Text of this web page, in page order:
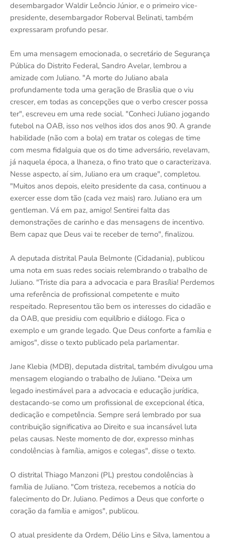
desembargador Waldir Leôncio Júnior, e o primeiro vice-
presidente, desembargador Roberval Belinati, também
expressaram profundo pesar.
Em uma mensagem emocionada, o secretário de Segurança
Pública do Distrito Federal, Sandro Avelar, lembrou a
amizade com Juliano. "A morte do Juliano abala
profundamente toda uma geração de Brasília que o viu
crescer, em todas as concepções que o verbo crescer possa
ter", escreveu em uma rede social. "Conheci Juliano jogando
futebol na OAB, isso nos velhos idos dos anos 90. A grande
habilidade (não com a bola) em tratar os colegas de time
com mesma fidalguia que os do time adversário, revelavam,
já naquela época, a lhaneza, o fino trato que o caracterizava.
Nesse aspecto, aí sim, Juliano era um craque", completou.
"Muitos anos depois, eleito presidente da casa, continuou a
exercer esse dom tão (cada vez mais) raro. Juliano era um
gentleman. Vá em paz, amigo! Sentirei falta das
demonstrações de carinho e das mensagens de incentivo.
Bem capaz que Deus vai te receber de terno", finalizou.
A deputada distrital Paula Belmonte (Cidadania), publicou
uma nota em suas redes sociais relembrando o trabalho de
Juliano. "Triste dia para a advocacia e para Brasília! Perdemos
uma referência de profissional competente e muito
respeitado. Representou tão bem os interesses do cidadão e
da OAB, que presidiu com equilíbrio e diálogo. Fica o
exemplo e um grande legado. Que Deus conforte a família e
amigos", disse o texto publicado pela parlamentar.
Jane Klebia (MDB), deputada distrital, também divulgou uma
mensagem elogiando o trabalho de Juliano. "Deixa um
legado inestimável para a advocacia e educação jurídica,
destacando-se como um profissional de excepcional ética,
dedicação e competência. Sempre será lembrado por sua
contribuição significativa ao Direito e sua incansável luta
pelas causas. Neste momento de dor, expresso minhas
condolências à família, amigos e colegas", disse o texto.
O distrital Thiago Manzoni (PL) prestou condolências à
família de Juliano. "Com tristeza, recebemos a notícia do
falecimento do Dr. Juliano. Pedimos a Deus que conforte o
coração da família e amigos", publicou.
O atual presidente da Ordem, Délio Lins e Silva, lamentou a